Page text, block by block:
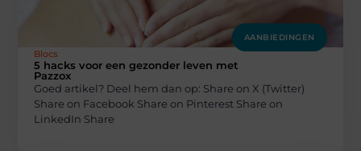
AANBIEDINGEN
Blocs
5 hacks voor een gezonder leven met
Pazzox
Goed artikel? Deel hem dan op: Share on X (Twitter)
Share on Facebook Share on Pinterest Share on
LinkedIn Share